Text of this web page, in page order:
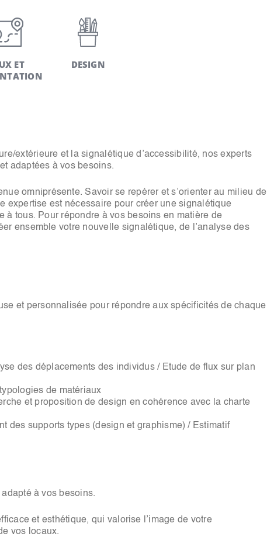
ET
DESIGN
extérieure et la signalétique d’accessibilité, nos experts
adaptées à vos besoins.
omniprésente. Savoir se repérer et s’orienter au milieu de
expertise est nécessaire pour créer une signalétique
tous. Pour répondre à vos besoins en matière de
ensemble votre nouvelle signalétique, de l’analyse des
et personnalisée pour répondre aux spécificités de chaque
des déplacements des individus / Etude de flux sur plan
de matériaux
et proposition de design en cohérence avec la charte
des supports types (design et graphisme) / Estimatif
à vos besoins.
et esthétique, qui valorise l’image de votre
vos locaux.